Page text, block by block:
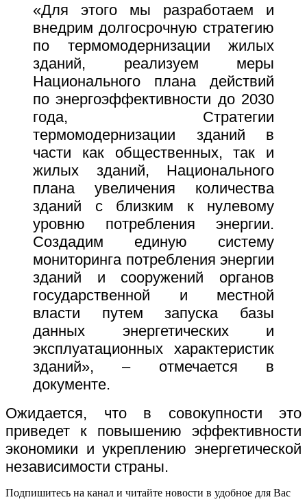
«Для этого мы разработаем и
внедрим долгосрочную стратегию
по термомодернизации жилых
зданий, реализуем меры
Национального плана действий
по энергоэффективности до 2030
года, Стратегии
термомодернизации зданий в
части как общественных, так и
жилых зданий, Национального
плана увеличения количества
зданий с близким к нулевому
уровню потребления энергии.
Создадим единую систему
мониторинга потребления энергии
зданий и сооружений органов
государственной и местной
власти путем запуска базы
данных энергетических и
эксплуатационных характеристик
зданий», – отмечается в
документе.
Ожидается, что в совокупности это
приведет к повышению эффективности
экономики и укреплению энергетической
независимости страны.
Подпишитесь на канал и читайте новости в удобное для Вас